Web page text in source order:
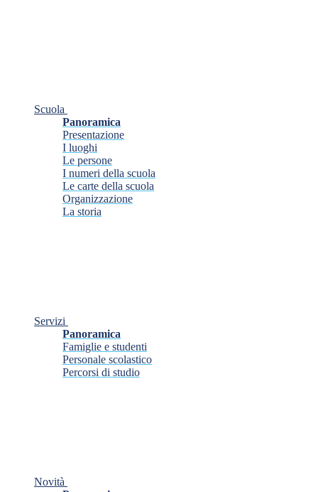
Scuola
Panoramica
Presentazione
I luoghi
Le persone
I numeri della scuola
Le carte della scuola
Organizzazione
La storia
Servizi
Panoramica
Famiglie e studenti
Personale scolastico
Percorsi di studio
Novità